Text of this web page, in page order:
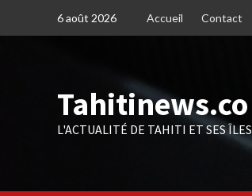
6 août 2026 Accueil Contact
Tahitinews.co
L'ACTUALITÉ DE TAHITI ET SES ÎLES